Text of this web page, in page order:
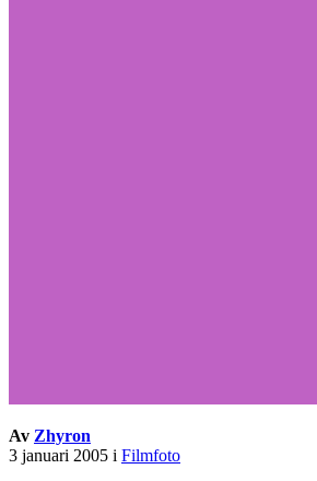
Av Zhyron
3 januari 2005 i Filmfoto